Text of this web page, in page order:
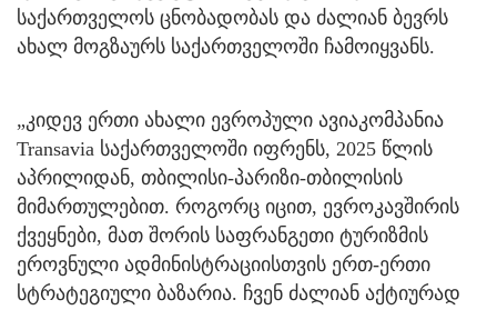
საქართველოს ცნობადობას და ძალიან ბევრს
ახალ მოგზაურს საქართველოში ჩამოიყვანს.
„კიდევ ერთი ახალი ევროპული ავიაკომპანია
Transavia საქართველოში იფრენს, 2025 წლის
აპრილიდან, თბილისი-პარიზი-თბილისის
მიმართულებით. როგორც იცით, ევროკავშირის
ქვეყნები, მათ შორის საფრანგეთი ტურიზმის
ეროვნული ადმინისტრაციისთვის ერთ-ერთი
სტრატეგიული ბაზარია. ჩვენ ძალიან აქტიურად